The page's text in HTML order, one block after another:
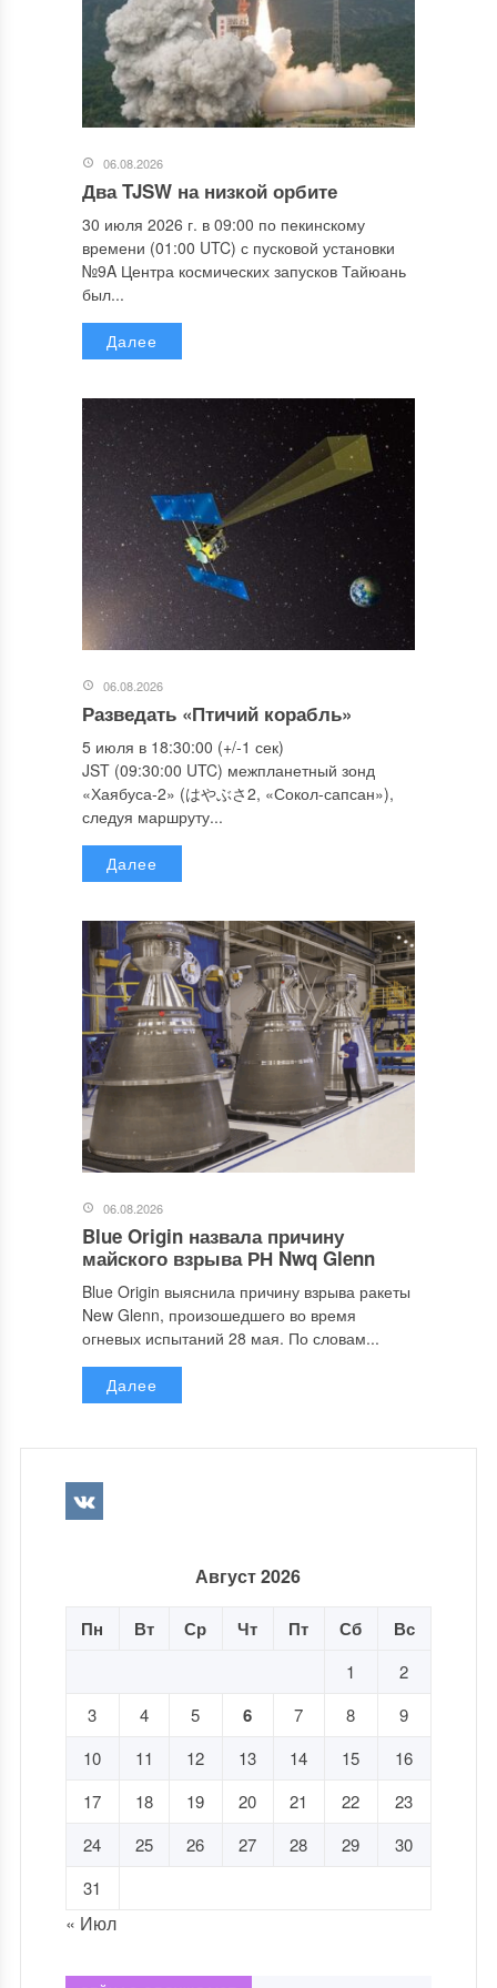
06.08.2026
Два TJSW на низкой орбите
30 июля 2026 г. в 09:00 по пекинскому
времени (01:00 UTC) с пусковой установки
№9A Центра космических запусков Тайюань
был...
Далее
06.08.2026
Разведать «Птичий корабль»
5 июля в 18:30:00 (+/-1 сек)
JST (09:30:00 UTC) межпланетный зонд
«Хаябуса-2» (はやぶさ2, «Сокол-сапсан»),
следуя маршруту...
Далее
06.08.2026
Blue Origin назвала причину
майского взрыва РН Nwq Glenn
Blue Origin выяснила причину взрыва ракеты
New Glenn, произошедшего во время
огневых испытаний 28 мая. По словам...
Далее
Август 2026
Пн Вт Ср Чт Пт Сб Вс
1
2
3
4 5 6 7 8
9
10
11 12 13 14 15
16
17
18 19 20 21 22
23
24
25 26 27 28 29
30
31
« Июл